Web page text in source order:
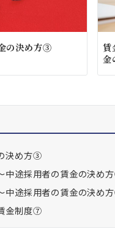
の決め方③
賃
金
決め方③
中途採用者の賃金の決め
中途採用者の賃金の決め
金制度⑦